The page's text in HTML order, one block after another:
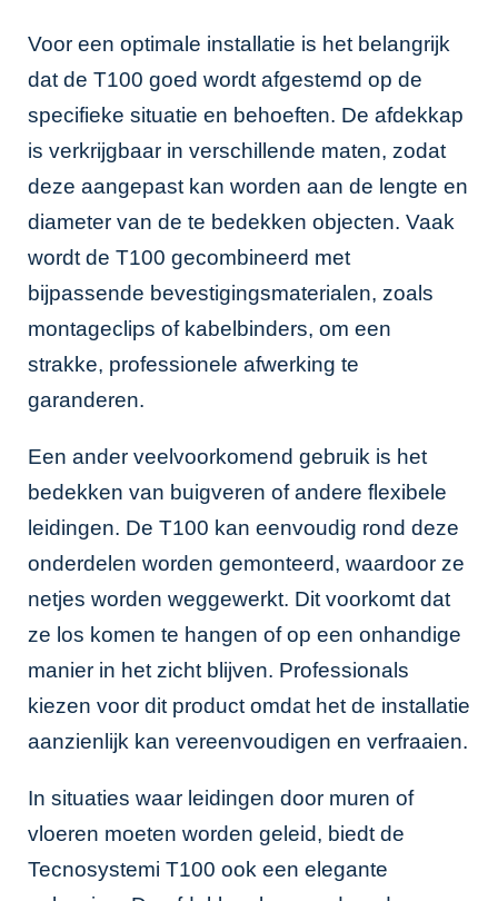
Voor een optimale installatie is het belangrijk
dat de T100 goed wordt afgestemd op de
specifieke situatie en behoeften. De afdekkap
is verkrijgbaar in verschillende maten, zodat
deze aangepast kan worden aan de lengte en
diameter van de te bedekken objecten. Vaak
wordt de T100 gecombineerd met
bijpassende bevestigingsmaterialen, zoals
montageclips of kabelbinders, om een
strakke, professionele afwerking te
garanderen.
Een ander veelvoorkomend gebruik is het
bedekken van buigveren of andere flexibele
leidingen. De T100 kan eenvoudig rond deze
onderdelen worden gemonteerd, waardoor ze
netjes worden weggewerkt. Dit voorkomt dat
ze los komen te hangen of op een onhandige
manier in het zicht blijven. Professionals
kiezen voor dit product omdat het de installatie
aanzienlijk kan vereenvoudigen en verfraaien.
In situaties waar leidingen door muren of
vloeren moeten worden geleid, biedt de
Tecnosystemi T100 ook een elegante